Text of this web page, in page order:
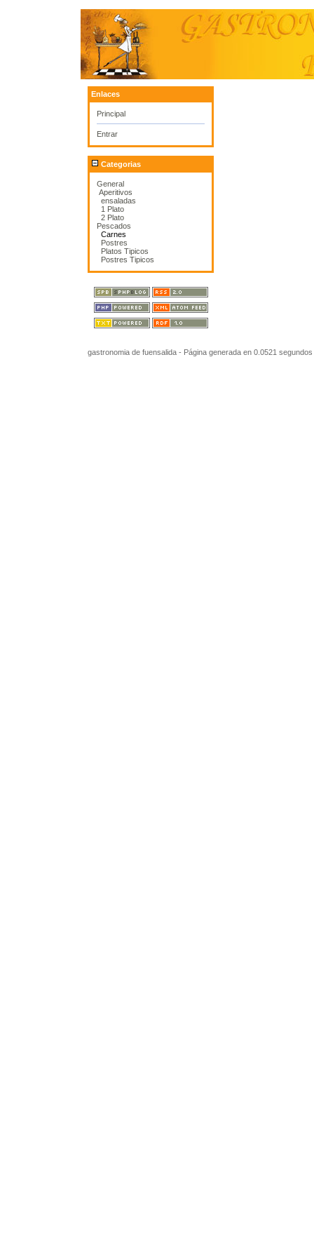
Enlaces
Principal
Entrar
Categorias
General
Aperitivos
ensaladas
1 Plato
2 Plato
Pescados
Carnes
Postres
Platos Tipicos
Postres Tipicos
gastronomia de fuensalida - Página generada en 0.0521 segundos